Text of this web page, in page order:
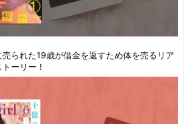
られた19歳が借金を返すため体を売るリア
ーリー！